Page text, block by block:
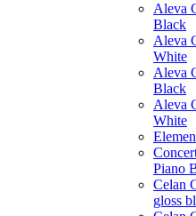
Aleva
Black
Aleva
White
Aleva
Black
Aleva
White
Piano
Celan
gloss